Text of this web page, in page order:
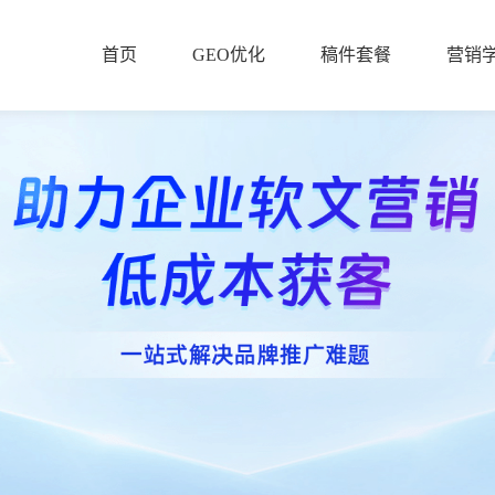
首页 GEO优化 稿件套餐 营销